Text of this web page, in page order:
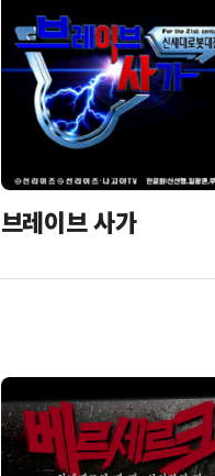
브레이브 사가